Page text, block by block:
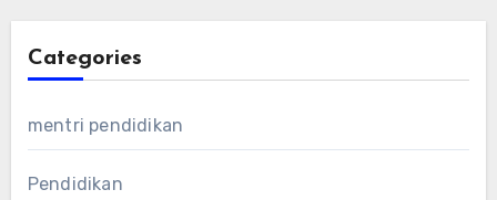
Categories
mentri pendidikan
Pendidikan